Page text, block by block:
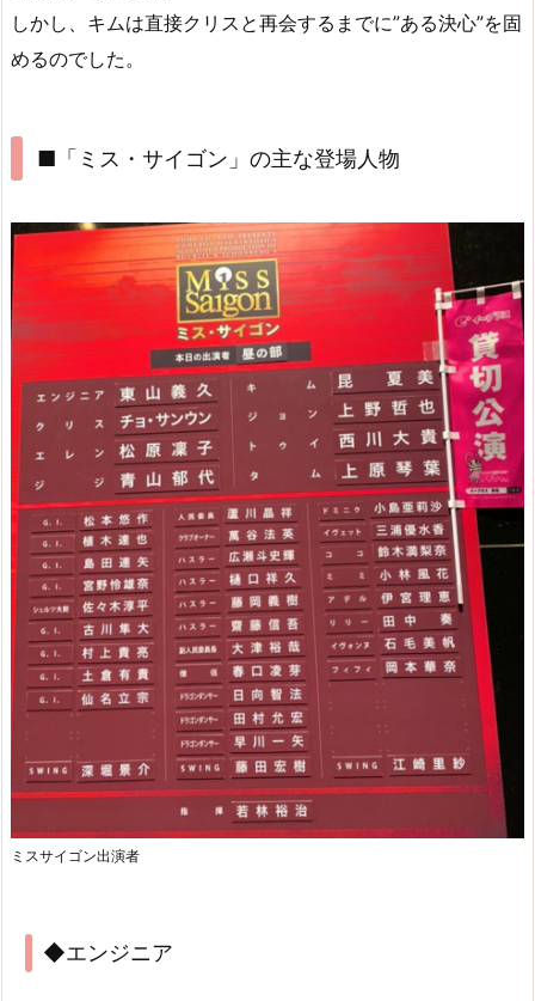
しかし、キムは直接クリスと再会するまでに”ある決心”を固
めるのでした。
■「ミス・サイゴン」の主な登場人物
ミスサイゴン出演者
◆エンジニア